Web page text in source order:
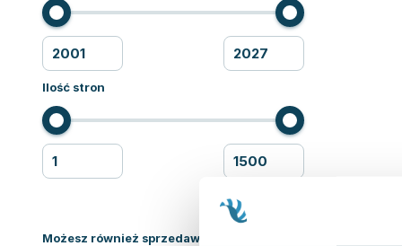
Ilość stron
Możesz również sprzedawać ksiązki!